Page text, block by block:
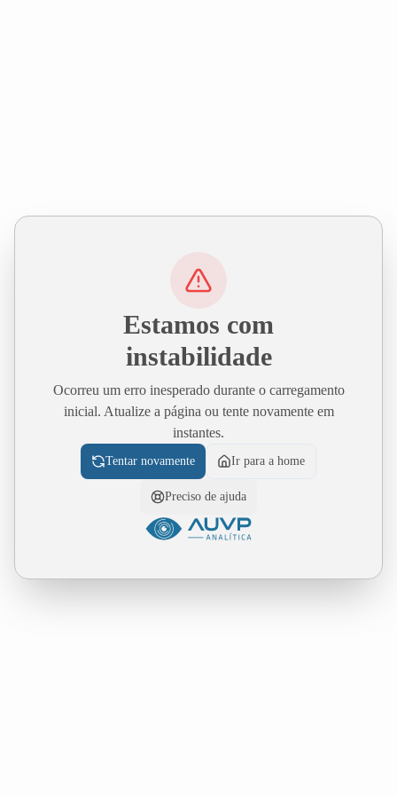
Estamos com
instabilidade
Ocorreu um erro inesperado durante o carregamento
inicial. Atualize a página ou tente novamente em
instantes.
Tentar novamente Ir para a home
Preciso de ajuda